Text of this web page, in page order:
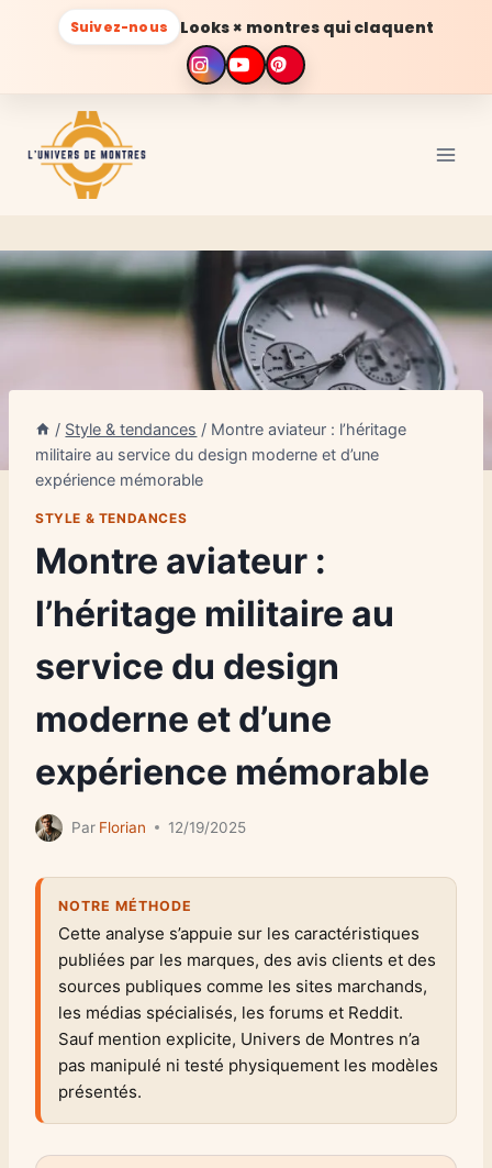
Suivez-nous Looks × montres qui claquent
contenu
/ Style & tendances / Montre aviateur : l’héritage
militaire au service du design moderne et d’une
expérience mémorable
STYLE & TENDANCES
Montre aviateur :
l’héritage militaire au
service du design
moderne et d’une
expérience mémorable
Par Florian 12/19/2025
NOTRE MÉTHODE
Cette analyse s’appuie sur les caractéristiques
publiées par les marques, des avis clients et des
sources publiques comme les sites marchands,
les médias spécialisés, les forums et Reddit.
Sauf mention explicite, Univers de Montres n’a
pas manipulé ni testé physiquement les modèles
présentés.